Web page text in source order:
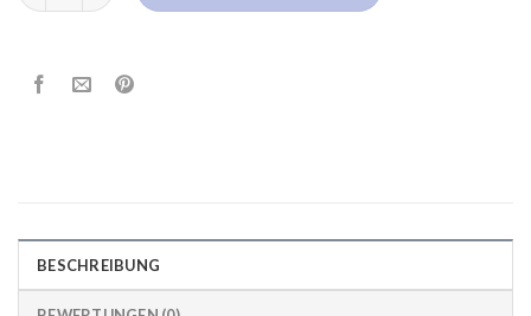
BESCHREIBUNG